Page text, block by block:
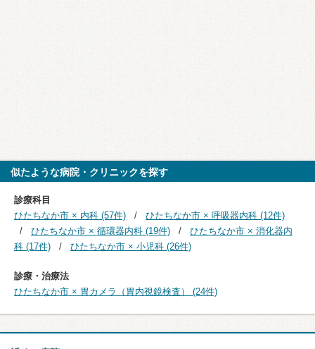
似たような病院・クリニックを探す
診療科目
ひたちなか市 × 内科 (57件)
ひたちなか市 × 呼吸器内科 (12件)
ひたちなか市 × 循環器内科 (19件)
ひたちなか市 × 消化器内
科 (17件)
ひたちなか市 × 小児科 (26件)
診療・治療法
ひたちなか市 × 胃カメラ（胃内視鏡検査） (24件)